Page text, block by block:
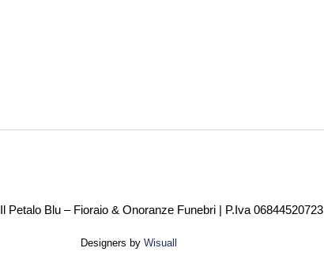
Il Petalo Blu – Fioraio & Onoranze Funebri | P.Iva 06844520723
Designers by Wisuall